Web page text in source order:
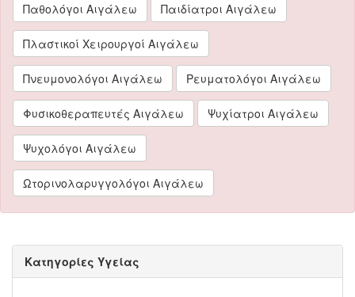
Παθολόγοι Αιγάλεω Παιδίατροι Αιγάλεω
Πλαστικοί Χειρουργοί Αιγάλεω
Πνευμονολόγοι Αιγάλεω Ρευματολόγοι Αιγάλεω
Φυσικοθεραπευτές Αιγάλεω Ψυχίατροι Αιγάλεω
Ψυχολόγοι Αιγάλεω
Ωτορινολαρυγγολόγοι Αιγάλεω
Κατηγορίες Υγείας